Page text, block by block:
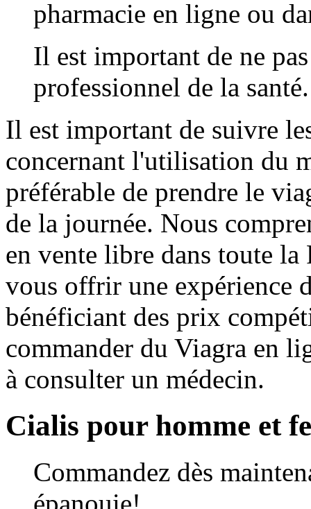
pharmacie en ligne ou
Il est important de ne
professionnel de la santé.
Il est important de suivre
concernant l'utilisation du
préférable de prendre le
de la journée. Nous
en vente libre dans toute la
vous offrir une expérience
bénéficiant des prix
commander du Viagra en
à consulter un médecin.
Cialis pour homme et
Commandez dès